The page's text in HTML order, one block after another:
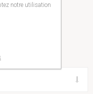
notre utilisation